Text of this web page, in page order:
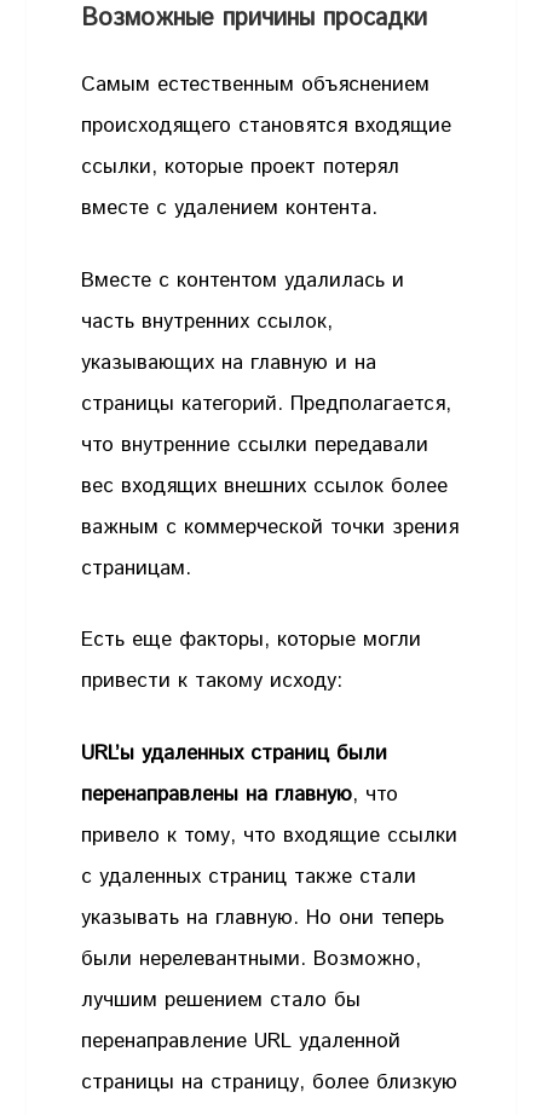
Возможные причины просадки
Самым естественным объяснением
происходящего становятся входящие
ссылки, которые проект потерял
вместе с удалением контента.
Вместе с контентом удалилась и
часть внутренних ссылок,
указывающих на главную и на
страницы категорий. Предполагается,
что внутренние ссылки передавали
вес входящих внешних ссылок более
важным с коммерческой точки зрения
страницам.
Есть еще факторы, которые могли
привести к такому исходу:
URL’ы удаленных страниц были
перенаправлены на главную, что
привело к тому, что входящие ссылки
с удаленных страниц также стали
указывать на главную. Но они теперь
были нерелевантными. Возможно,
лучшим решением стало бы
перенаправление URL удаленной
страницы на страницу, более близкую